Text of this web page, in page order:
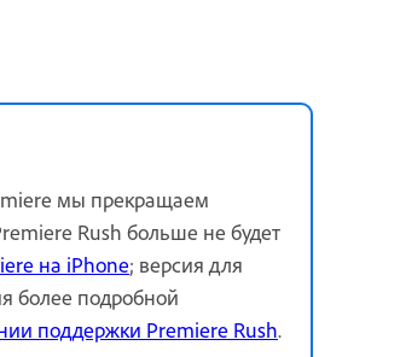
мы прекращаем
Rush больше не будет
на iPhone; версия для
более подробной
поддержки Premiere Rush.